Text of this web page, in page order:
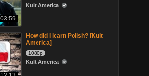
03:59
Kult America
How did I learn Polish? [Kult
America]
1080p
Kult America